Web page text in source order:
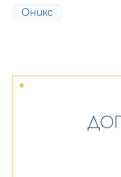
Оникс